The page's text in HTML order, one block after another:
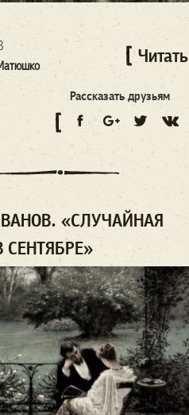
Читать
Рассказать друзьям
«СЛУЧАЙНАЯ
СЕНТЯБРЕ»